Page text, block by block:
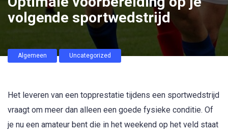
volgende sportwedstrijd
Algemeen Uncategorized
Het leveren van een topprestatie tijdens een sportwedstrijd
vraagt om meer dan alleen een goede fysieke conditie. Of
je nu een amateur bent die in het weekend op het veld staat